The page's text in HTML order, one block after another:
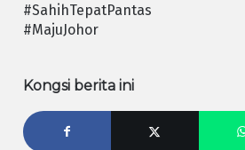
#SahihTepatPantas
#MajuJohor
Kongsi berita ini